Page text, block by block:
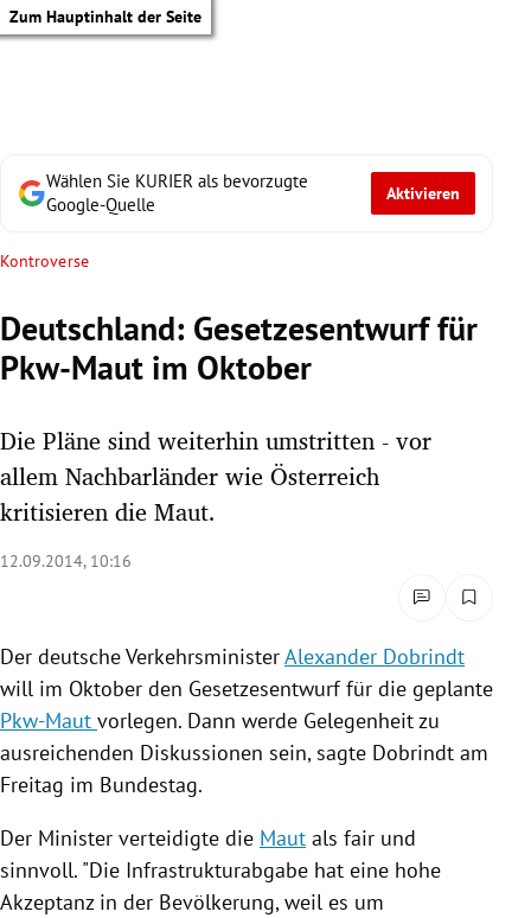
Zum Hauptinhalt der Seite
Untermenü
Untermenü
Untermenü
Untermenü
Untermenü
Untermenü
Untermenü
Wählen Sie KURIER als bevorzugte
Google-Quelle
Aktivieren
Kontroverse
Deutschland: Gesetzesentwurf für
Pkw-Maut im Oktober
Die Pläne sind weiterhin umstritten - vor
allem Nachbarländer wie Österreich
kritisieren die Maut.
12.09.2014, 10:16
Der deutsche VerkehrsministerAlexander Dobrindt
will im Oktober den Gesetzesentwurffür die geplante
Pkw-Maut vorlegen. Dann werde Gelegenheit zu
ausreichenden Diskussionen sein, sagte Dobrindt am
Freitag im Bundestag.
Der Minister verteidigte die Maut als fair und
sinnvoll. "Die Infrastrukturabgabe hat eine hohe
Akzeptanz in der Bevölkerung, weil es um